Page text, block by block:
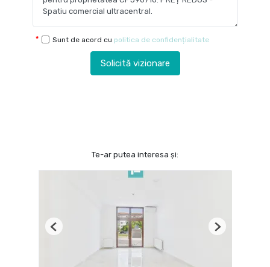
Sunt de acord cu politica de confidențialitate
Solicită vizionare
Te-ar putea interesa și:
Previous Next